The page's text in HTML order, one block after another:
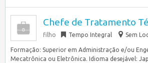
Chefe de Tratamento
filho Tempo Integral Sem
Formação: Superior em Administração e/ou
Mecatrônica ou Eletrônica. Idioma desejável: